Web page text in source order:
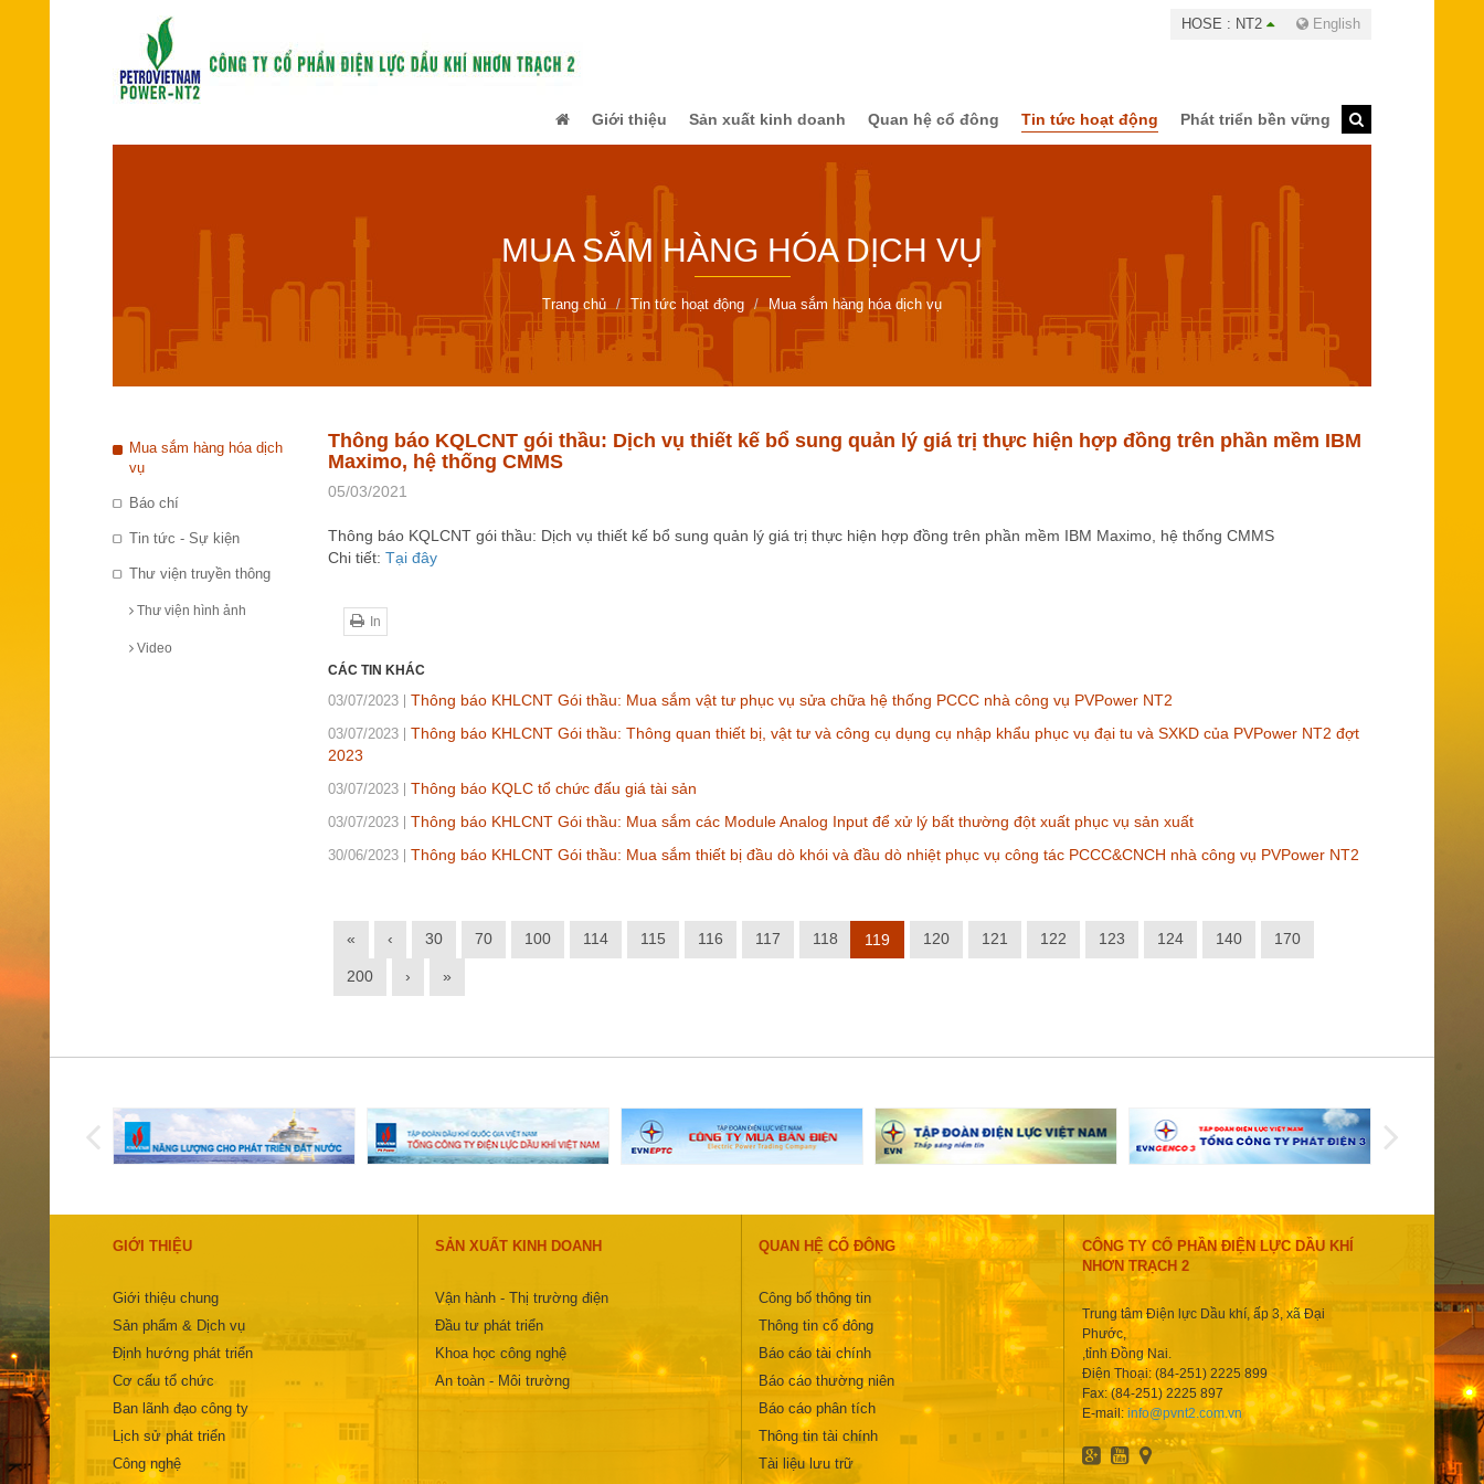
HOSE : NT2 English
Giới thiệu Sản xuất kinh doanh Quan hệ cổ đông Tin tức hoạt động Phát triển bền vững
MUA SẮM HÀNG HÓA DỊCH VỤ
Trang chủ Tin tức hoạt động Mua sắm hàng hóa dịch vụ
Mua sắm hàng hóa dịch
vụ
Báo chí
Tin tức - Sự kiện
Thư viện truyền thông
Thư viện hình ảnh
Video
Thông báo KQLCNT gói thầu: Dịch vụ thiết kế bổ sung quản lý giá trị thực hiện hợp đồng trên phần mềm IBM
Maximo, hệ thống CMMS
05/03/2021
Thông báo KQLCNT gói thầu: Dịch vụ thiết kế bổ sung quản lý giá trị thực hiện hợp đồng trên phần mềm IBM Maximo, hệ thống CMMS
Chi tiết: Tại đây
In
CÁC TIN KHÁC
03/07/2023 Thông báo KHLCNT Gói thầu: Mua sắm vật tư phục vụ sửa chữa hệ thống PCCC nhà công vụ PVPower NT2
03/07/2023
Thông báo KHLCNT Gói thầu: Thông quan thiết bị, vật tư và công cụ dụng cụ nhập khẩu phục vụ đại tu và SXKD của PVPower NT2 đợt
2023
03/07/2023 Thông báo KQLC tổ chức đấu giá tài sản
03/07/2023 Thông báo KHLCNT Gói thầu: Mua sắm các Module Analog Input để xử lý bất thường đột xuất phục vụ sản xuất
30/06/2023 Thông báo KHLCNT Gói thầu: Mua sắm thiết bị đầu dò khói và đầu dò nhiệt phục vụ công tác PCCC&CNCH nhà công vụ PVPower NT2
« ‹ 30 70 100 114 115 116 117 118 119 120 121 122 123 124 140 170
200 › »
GIỚI THIỆU
Giới thiệu chung
Sản phẩm & Dịch vụ
Định hướng phát triển
Cơ cấu tổ chức
Ban lãnh đạo công ty
Lịch sử phát triển
Công nghệ
SẢN XUẤT KINH DOANH
Vận hành - Thị trường điện
Đầu tư phát triển
Khoa học công nghệ
An toàn - Môi trường
QUAN HỆ CỔ ĐÔNG
Công bố thông tin
Thông tin cổ đông
Báo cáo tài chính
Báo cáo thường niên
Báo cáo phân tích
Thông tin tài chính
Tài liệu lưu trữ
CÔNG TY CỔ PHẦN ĐIỆN LỰC DẦU KHÍ
NHƠN TRẠCH 2
Trung tâm Điện lực Dầu khí, ấp 3, xã Đại
Phước,
,tỉnh Đồng Nai.
Điện Thoại: (84-251) 2225 899
Fax: (84-251) 2225 897
E-mail: info@pvnt2.com.vn